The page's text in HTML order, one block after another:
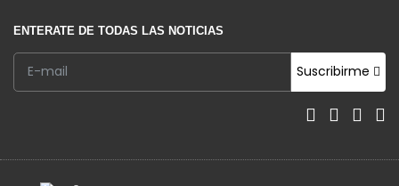
ENTERATE DE TODAS LAS NOTICIAS
Suscribirme